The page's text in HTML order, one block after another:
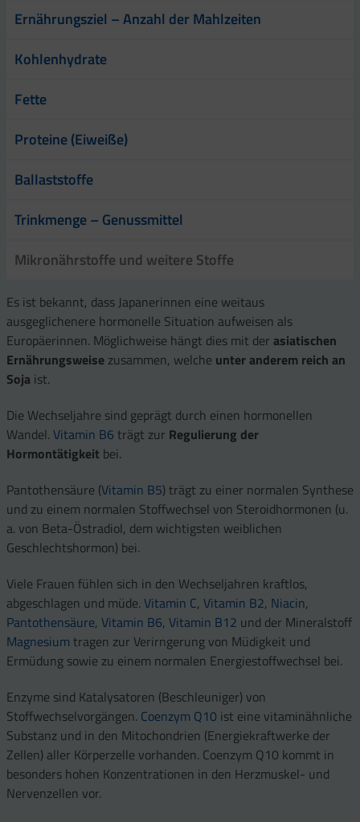
Ernährungsziel – Anzahl der Mahlzeiten
Kohlenhydrate
Fette
Proteine (Eiweiße)
Ballaststoffe
Trinkmenge – Genussmittel
Mikronährstoffe und weitere Stoffe
Es ist bekannt, dass Japanerinnen eine weitaus
ausgeglichenere hormonelle Situation aufweisen als
Europäerinnen. Möglichweise hängt dies mit der asiatischen
Ernährungsweise zusammen, welche unter anderem reich an
Soja ist.
Die Wechseljahre sind geprägt durch einen hormonellen
Wandel. Vitamin B6 trägt zur Regulierung der
Hormontätigkeit bei.
Pantothensäure (Vitamin B5) trägt zu einer normalen Synthese
und zu einem normalen Stoffwechsel von Steroidhormonen (u.
a. von Beta-Östradiol, dem wichtigsten weiblichen
Geschlechtshormon) bei.
Viele Frauen fühlen sich in den Wechseljahren kraftlos,
abgeschlagen und müde. Vitamin C, Vitamin B2, Niacin,
Pantothensäure, Vitamin B6, Vitamin B12 und der Mineralstoff
Magnesium tragen zur Verirngerung von Müdigkeit und
Ermüdung sowie zu einem normalen Energiestoffwechsel bei.
Enzyme sind Katalysatoren (Beschleuniger) von
Stoffwechselvorgängen. Coenzym Q10 ist eine vitaminähnliche
Substanz und in den Mitochondrien (Energiekraftwerke der
Zellen) aller Körperzelle vorhanden. Coenzym Q10 kommt in
besonders hohen Konzentrationen in den Herzmuskel- und
Nervenzellen vor.